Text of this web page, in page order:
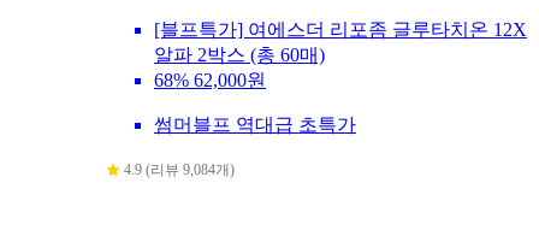
[블프특가] 여에스더 리포좀 글루타치온 12X
알파 2박스 (총 60매)
68% 62,000원
썸머블프 역대급 초특가
4.9 (리뷰 9,084개)